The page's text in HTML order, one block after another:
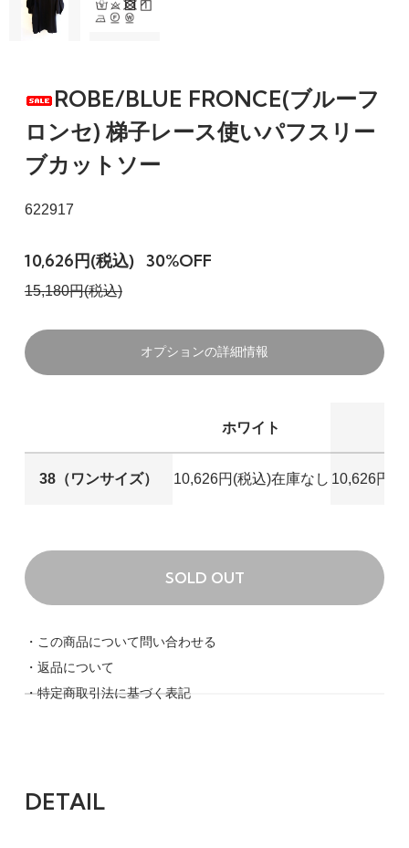
ROBE/BLUE FRONCE(ブルーフ
ロンセ) 梯子レース使いパフスリー
ブカットソー
622917
10,626円(税込) 30%OFF
15,180円(税込)
オプションの詳細情報
ホワイト
38（ワンサイズ） 10,626円(税込)在庫なし 10,626円(
SOLD OUT
・この商品について問い合わせる
・返品について
・特定商取引法に基づく表記
DETAIL
38（ワンサイズ）
ホワイト
SOLD OUT
38（ワンサイズ）